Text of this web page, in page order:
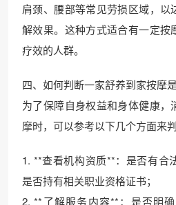
肩颈、腰部等常见劳损区域，以
解效果。这种方式适合有一定按
疗效的人群。
四、如何判断一家舒养到家按摩
为了保障自身权益和身体健康，
摩时，可以参考以下几个方面来
1. **查看机构资质**：是否有合
是否持有相关职业资格证书；
2. **了解服务内容**：是否明